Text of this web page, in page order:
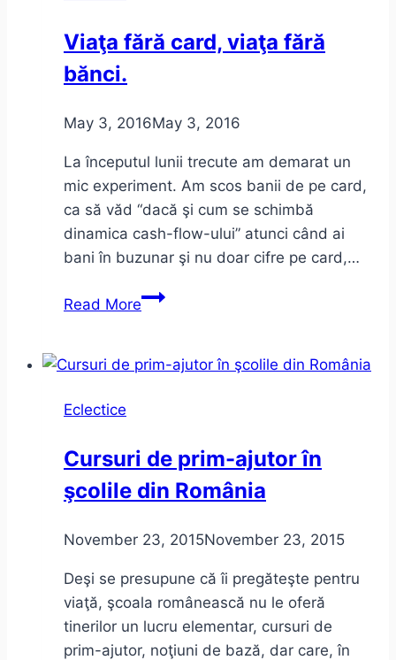
100
Viaţa fără card, viaţa fără
bănci.
May 3, 2016May 3, 2016
La începutul lunii trecute am demarat un
mic experiment. Am scos banii de pe card,
ca să văd “dacă şi cum se schimbă
dinamica cash-flow-ului” atunci când ai
bani în buzunar şi nu doar cifre pe card,…
Read MoreViaţa
viaţa
Eclectice
Cursuri de prim-ajutor în
şcolile din România
November 23, 2015November 23, 2015
Deşi se presupune că îi pregăteşte pentru
viaţă, şcoala românească nu le oferă
tinerilor un lucru elementar, cursuri de
prim-ajutor, noţiuni de bază, dar care, în